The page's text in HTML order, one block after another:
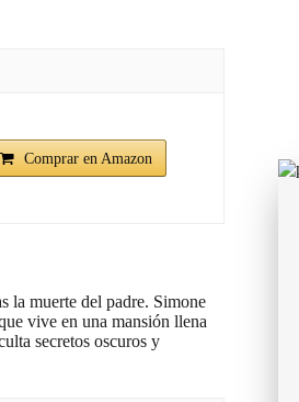
Comprar en Amazon
la muerte del padre. Simone
vive en una mansión llena
secretos oscuros y